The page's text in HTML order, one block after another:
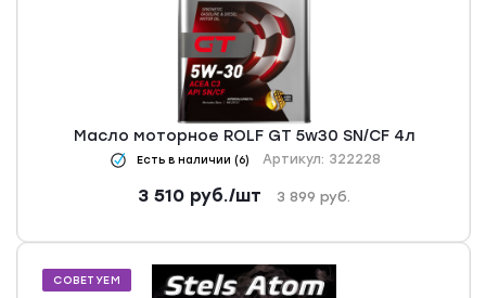
Масло моторное ROLF GT 5w30 SN/CF 4л
Есть в наличии (6) Артикул: 322228
3 510 руб./шт 3 899 руб.
СОВЕТУЕМ